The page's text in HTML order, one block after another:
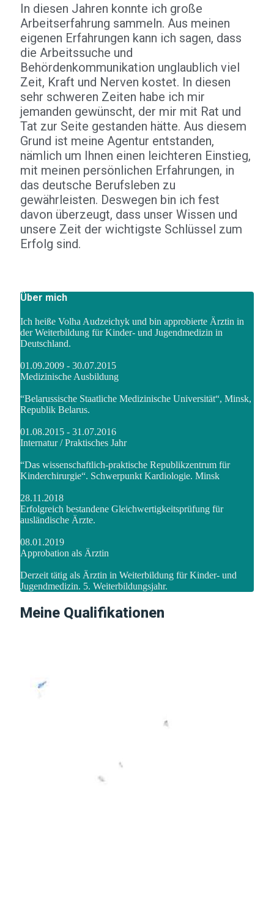
In diesen Jahren konnte ich große
Arbeitserfahrung sammeln. Aus meinen
eigenen Erfahrungen kann ich sagen, dass
die Arbeitssuche und
Behördenkommunikation unglaublich viel
Zeit, Kraft und Nerven kostet. In diesen
sehr schweren Zeiten habe ich mir
jemanden gewünscht, der mir mit Rat und
Tat zur Seite gestanden hätte. Aus diesem
Grund ist meine Agentur entstanden,
nämlich um Ihnen einen leichteren Einstieg,
mit meinen persönlichen Erfahrungen, in
das deutsche Berufsleben zu
gewährleisten. Deswegen bin ich fest
davon überzeugt, dass unser Wissen und
unsere Zeit der wichtigste Schlüssel zum
Erfolg sind.
Über mich
Ich heiße Volha Audzeichyk und bin approbierte Ärztin in
der Weiterbildung für Kinder- und Jugendmedizin in
Deutschland.
01.09.2009 - 30.07.2015
Medizinische Ausbildung
“Belarussische Staatliche Medizinische Universität“, Minsk,
Republik Belarus.
01.08.2015 - 31.07.2016
Internatur / Praktisches Jahr
“Das wissenschaftlich-praktische Republikzentrum für
Kinderchirurgie“. Schwerpunkt Kardiologie. Minsk
28.11.2018
Erfolgreich bestandene Gleichwertigkeitsprüfung für
ausländische Ärzte.
08.01.2019
Approbation als Ärztin
Derzeit tätig als Ärztin in Weiterbildung für Kinder- und
Jugendmedizin. 5. Weiterbildungsjahr.
Meine Qualifikationen